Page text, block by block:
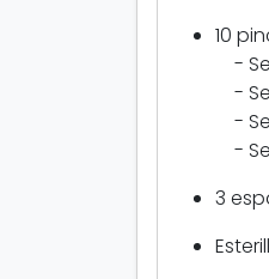
10
-
-
-
-
3